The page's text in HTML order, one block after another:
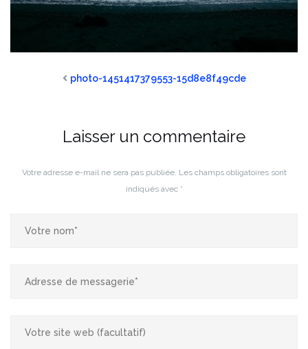
photo-1451417379553-15d8e8f49cde
Laisser un commentaire
Votre adresse e-mail ne sera pas publiée. Les champs obligatoires sont
indiqués avec *